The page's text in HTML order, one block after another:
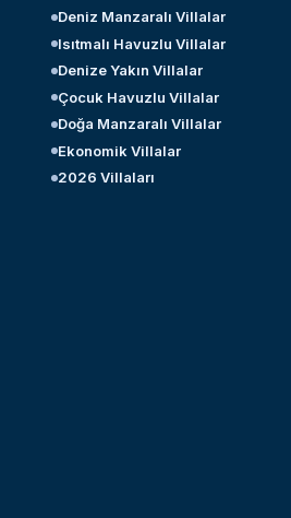
Deniz Manzaralı Villalar
Isıtmalı Havuzlu Villalar
Denize Yakın Villalar
Çocuk Havuzlu Villalar
Doğa Manzaralı Villalar
Ekonomik Villalar
2026 Villaları